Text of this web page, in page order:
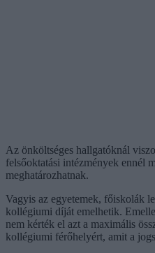
Az önköltséges hallgatóknál
felsőoktatási intézmények ennél
meghatározhatnak.
Vagyis az egyetemek, főiskolák
kollégiumi díját emelhetik.
nem kérték el azt a maximális
kollégiumi férőhelyért, amit a